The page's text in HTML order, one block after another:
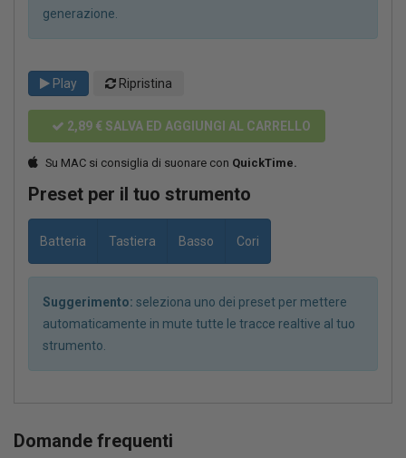
generazione.
Play Ripristina
2,89 € SALVA ED AGGIUNGI AL CARRELLO
Su MAC si consiglia di suonare con QuickTime.
Preset per il tuo strumento
Batteria Tastiera Basso Cori
Suggerimento: seleziona uno dei preset per mettere
automaticamente in mute tutte le tracce realtive al tuo
strumento.
Domande frequenti